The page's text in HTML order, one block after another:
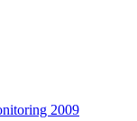
2009